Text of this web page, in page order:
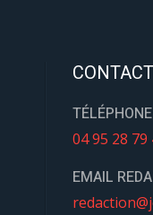
CONTACT
04 95 28 79
EMAIL